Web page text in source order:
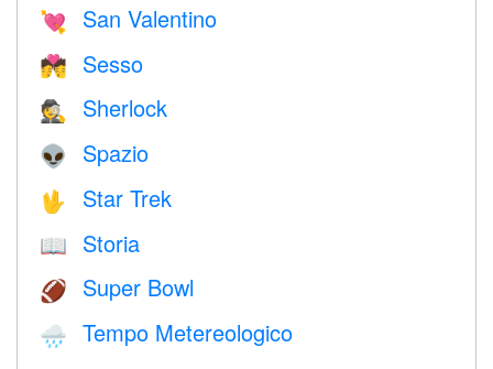
💘 San Valentino
💏 Sesso
🕵️ Sherlock
👽 Spazio
🖖 Star Trek
📖 Storia
🏈 Super Bowl
🌧 Tempo Metereologico